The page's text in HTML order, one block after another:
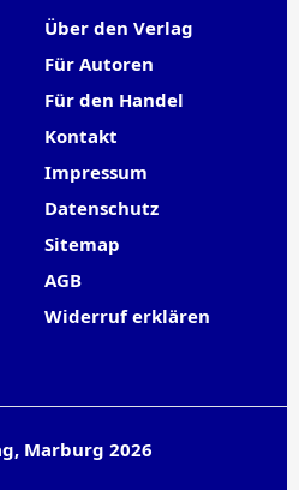
Über den Verlag
Für Autoren
Für den Handel
Kontakt
Impressum
Datenschutz
Sitemap
AGB
Widerruf erklären
Marburg 2026